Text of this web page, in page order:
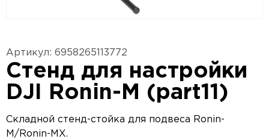
Артикул: 6958265113772
Стенд для настройки
DJI Ronin-M (part11)
Складной стенд-стойка для подвеса Ronin-
M/Ronin-MX.